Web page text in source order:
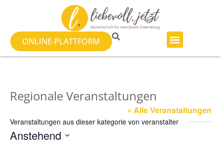
ONLINE-PLATTFORM
Regionale Veranstaltungen
« Alle Veranstaltungen
Veranstaltungen aus dieser kategorie von veranstalter
Anstehend